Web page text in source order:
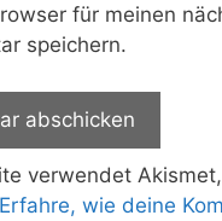
für meinen
speichern.
verwendet
Erfahre, wie deine